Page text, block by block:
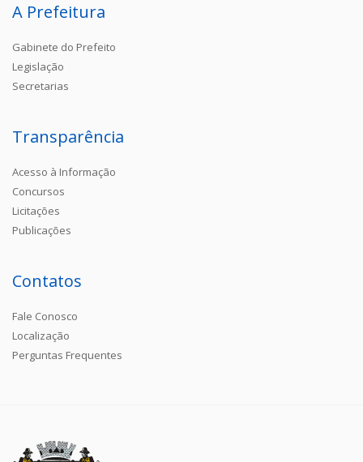
A Prefeitura
Gabinete do Prefeito
Legislação
Secretarias
Transparência
Acesso à Informação
Concursos
Licitações
Publicações
Contatos
Fale Conosco
Localização
Perguntas Frequentes